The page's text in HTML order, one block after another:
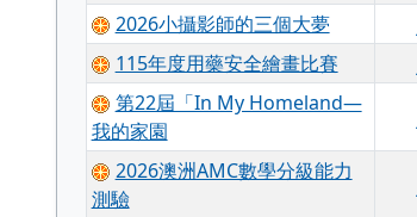
2026小攝影師的三個大夢
115年度用藥安全繪畫比賽
第22屆「In My Homeland—
我的家園
2026澳洲AMC數學分級能力
測驗